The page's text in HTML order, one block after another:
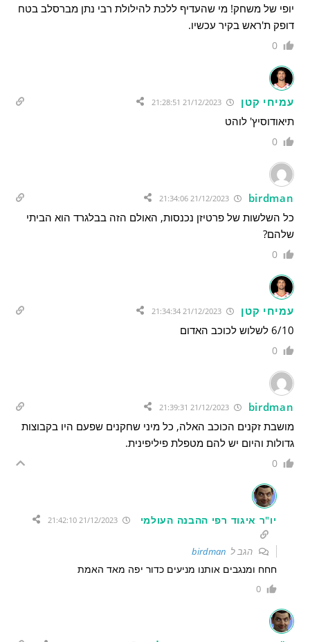
יופי של משחק! מי שהעדיף ללכת להילולת רבי נתן מברסלב בטח
דופק ת'ראש בקיר עכשיו.
0
עמיחי קטן
תיאודוסיץ' לוהט
0
birdman
21/12/2023 21:34:06
כל השלשות של פרטיזן נכנסות, האולם הזה בבלגרד הוא הביתי
שלהם?
0
עמיחי קטן
6/10 לשלוש לכוכב האדום
0
birdman
21/12/2023 21:39:31
מושבת זקנים הכוכב האלה, כל מיני שחקנים שפעם היו בקבוצות
גדולות והיום יש להם מטפלת פיליפינית.
0
יו"ר איגוד רפי ההבנה העולמי 21/12/2023 21:42:10
הגב ל birdman
חחח ומנגבים אותנו מניעים כדור יפה מאד האמת
0